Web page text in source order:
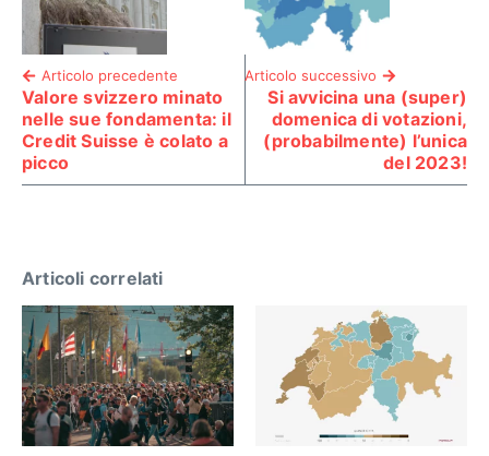
Articolo precedente
Valore svizzero minato
nelle sue fondamenta: il
Credit Suisse è colato a
picco
Articolo successivo
Si avvicina una (super)
domenica di votazioni,
(probabilmente) l’unica
del 2023!
Articoli correlati